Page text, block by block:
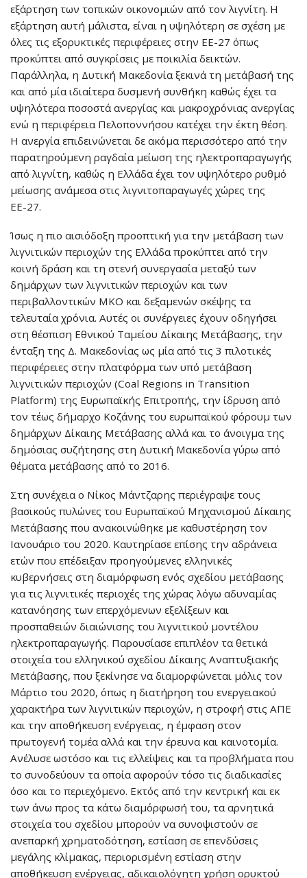
εξάρτηση των τοπικών οικονομιών από τον λιγνίτη. Η
εξάρτηση αυτή μάλιστα, είναι η υψηλότερη σε σχέση με
όλες τις εξορυκτικές περιφέρειες στην ΕΕ-27 όπως
προκύπτει από συγκρίσεις με ποικιλία δεικτών.
Παράλληλα, η Δυτική Μακεδονία ξεκινά τη μετάβασή της
και από μία ιδιαίτερα δυσμενή συνθήκη καθώς έχει τα
υψηλότερα ποσοστά ανεργίας και μακροχρόνιας ανεργίας
ενώ η περιφέρεια Πελοποννήσου κατέχει την έκτη θέση.
Η ανεργία επιδεινώνεται δε ακόμα περισσότερο από την
παρατηρούμενη ραγδαία μείωση της ηλεκτροπαραγωγής
από λιγνίτη, καθώς η Ελλάδα έχει τον υψηλότερο ρυθμό
μείωσης ανάμεσα στις λιγνιτοπαραγωγές χώρες της
ΕΕ-27.
Ίσως η πιο αισιόδοξη προοπτική για την μετάβαση των
λιγνιτικών περιοχών της Ελλάδα προκύπτει από την
κοινή δράση και τη στενή συνεργασία μεταξύ των
δημάρχων των λιγνιτικών περιοχών και των
περιβαλλοντικών ΜΚΟ και δεξαμενών σκέψης τα
τελευταία χρόνια. Αυτές οι συνέργειες έχουν οδηγήσει
στη θέσπιση Εθνικού Ταμείου Δίκαιης Μετάβασης, την
ένταξη της Δ. Μακεδονίας ως μία από τις 3 πιλοτικές
περιφέρειες στην πλατφόρμα των υπό μετάβαση
λιγνιτικών περιοχών (Coal Regions in Transition
Platform) της Ευρωπαϊκής Επιτροπής, την ίδρυση από
τον τέως δήμαρχο Κοζάνης του ευρωπαϊκού φόρουμ των
δημάρχων Δίκαιης Μετάβασης αλλά και το άνοιγμα της
δημόσιας συζήτησης στη Δυτική Μακεδονία γύρω από
θέματα μετάβασης από το 2016.
Στη συνέχεια ο Νίκος Μάντζαρης περιέγραψε τους
βασικούς πυλώνες του Ευρωπαϊκού Μηχανισμού Δίκαιης
Μετάβασης που ανακοινώθηκε με καθυστέρηση τον
Ιανουάριο του 2020. Καυτηρίασε επίσης την αδράνεια
ετών που επέδειξαν προηγούμενες ελληνικές
κυβερνήσεις στη διαμόρφωση ενός σχεδίου μετάβασης
για τις λιγνιτικές περιοχές της χώρας λόγω αδυναμίας
κατανόησης των επερχόμενων εξελίξεων και
προσπαθειών διαιώνισης του λιγνιτικού μοντέλου
ηλεκτροπαραγωγής. Παρουσίασε επιπλέον τα θετικά
στοιχεία του ελληνικού σχεδίου Δίκαιης Αναπτυξιακής
Μετάβασης, που ξεκίνησε να διαμορφώνεται μόλις τον
Μάρτιο του 2020, όπως η διατήρηση του ενεργειακού
χαρακτήρα των λιγνιτικών περιοχών, η στροφή στις ΑΠΕ
και την αποθήκευση ενέργειας, η έμφαση στον
πρωτογενή τομέα αλλά και την έρευνα και καινοτομία.
Ανέλυσε ωστόσο και τις ελλείψεις και τα προβλήματα που
το συνοδεύουν τα οποία αφορούν τόσο τις διαδικασίες
όσο και το περιεχόμενο. Εκτός από την κεντρική και εκ
των άνω προς τα κάτω διαμόρφωσή του, τα αρνητικά
στοιχεία του σχεδίου μπορούν να συνοψιστούν σε
ανεπαρκή χρηματοδότηση, εστίαση σε επενδύσεις
μεγάλης κλίμακας, περιορισμένη εστίαση στην
αποθήκευση ενέργειας, αδικαιολόγητη χρήση ορυκτού